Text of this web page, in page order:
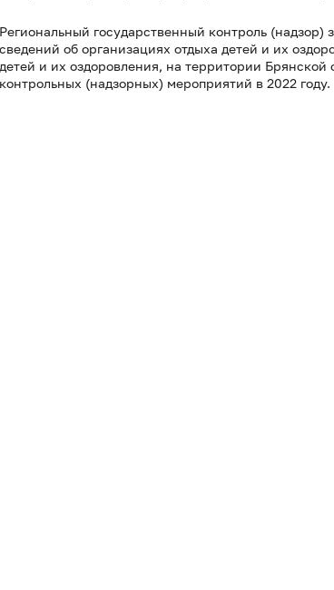
Региональный государственный контроль (надзор)
сведений об организациях отдыха детей и их
детей и их оздоровления, на территории
контрольных (надзорных) мероприятий в 2022 году.